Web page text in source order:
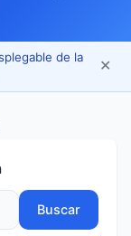
de la
✕
Buscar